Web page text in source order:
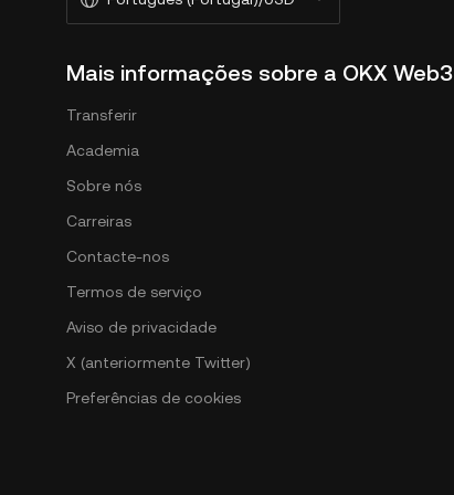
Mais informações sobre a OKX Web3
Transferir
Academia
Sobre nós
Carreiras
Contacte-nos
Termos de serviço
Aviso de privacidade
X (anteriormente Twitter)
Preferências de cookies